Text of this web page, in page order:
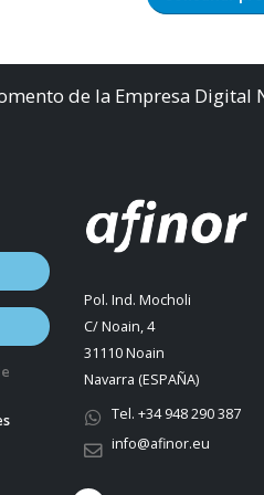
de la Empresa Digital
Pol. Ind. Mocholi
C/ Noain, 4
31110 Noain
Navarra (ESPAÑA)
Tel. +34 948 290 387
info@afinor.eu